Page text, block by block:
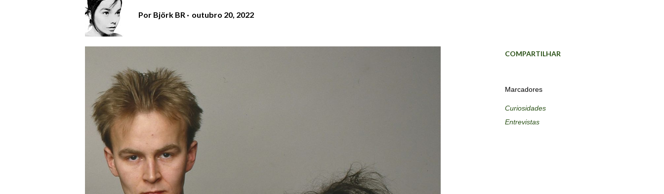
Por Björk BR outubro 20, 2022
COMPARTILHAR
Marcadores
Curiosidades
Entrevistas